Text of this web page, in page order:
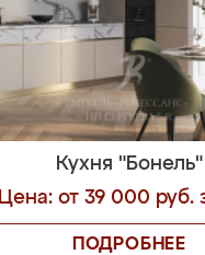
Кухня "Бонель"
Цена: от 39 000 руб.
ПОДРОБНЕЕ